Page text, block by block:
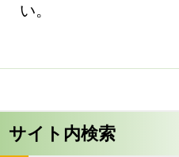
い。
サイト内検索